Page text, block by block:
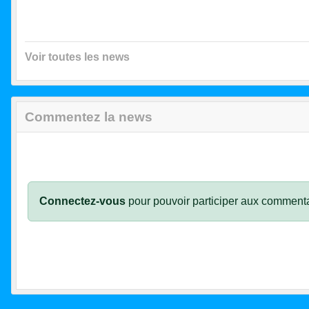
Voir toutes les news
Commentez la news
Connectez-vous pour pouvoir participer aux